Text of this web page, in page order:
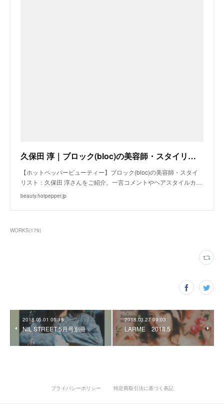
久保田 淳｜ブロック(bloc)の美容師・スタイリスト｜ホットペッパービューティー
【ホットペッパービューティー】ブロック(bloc)の美容師・スタイ
リスト：久保田 淳さんをご紹介。一言コメントやヘアスタイルカ…
beauty.hotpepper.jp
WORKS(179)
2018.05.01 05:15
NIL STREET 5月号別冊
2018.03.27 09:03
LARME 2018.5
プライバシーポリシー 特定商取引法に基づく表記